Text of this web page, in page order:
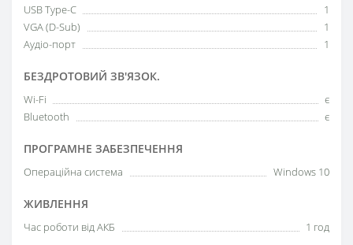
USB Type-C
1
VGA (D-Sub)
1
Аудіо-порт
1
БЕЗДРОТОВИЙ ЗВ'ЯЗОК.
Wi-Fi
є
Bluetooth
є
ПРОГРАМНЕ ЗАБЕЗПЕЧЕННЯ
Операційна система Windows 10
ЖИВЛЕННЯ
Час роботи від АКБ 1 год